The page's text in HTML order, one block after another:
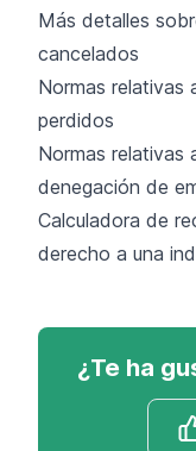
Más detalles
cancelados
Normas relativas
perdidos
Normas relativas
denegación de
Calculadora de
derecho a una
¿Te ha